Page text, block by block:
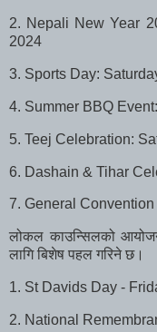
2. Nepali New Year
2024
3. Sports Day:
4. Summer BBQ
5. Teej Celebration:
6. Dashain & Tihar
7. General Convention
लोकल काउन्सिलको
लागि बिशेष पहल गरिने छ।
1. St Davids Day -
2. National